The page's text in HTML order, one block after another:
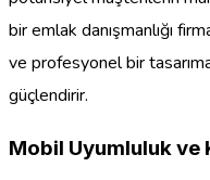
bir emlak danışmanlığı
ve profesyonel bir
güçlendirir.
Mobil Uyumluluk ve